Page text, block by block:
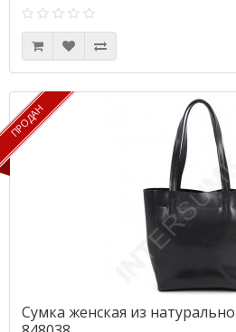
ПРОДАН
ПРОДАН
Сумка женская из